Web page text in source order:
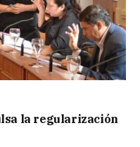
la regularización